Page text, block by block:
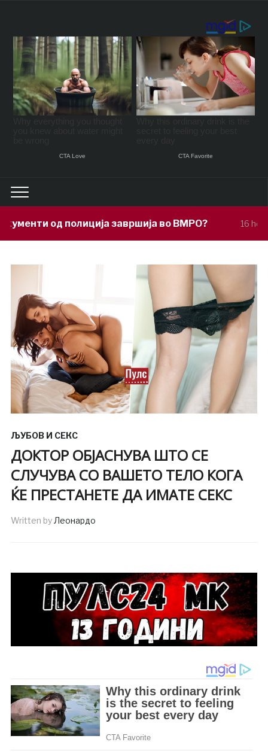
завршија во ВМРО? 16 hours ago Под
ЉУБОВ И СЕКС
ДОКТОР ОБЈАСНУВА ШТО СЕ
СЛУЧУВА СО ВАШЕТО ТЕЛО КОГА
ЌЕ ПРЕСТАНЕТЕ ДА ИМАТЕ СЕКС
Written byЛеонардо